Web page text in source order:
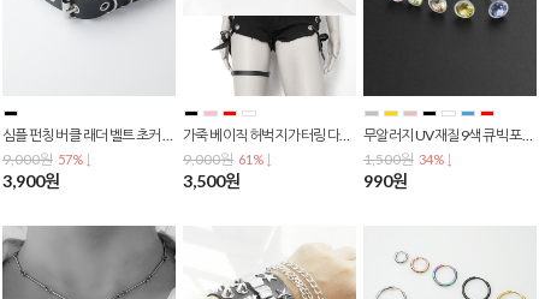
심플 펀칭 버클 래더 벨트 초커 목걸이 N-0030
9,000원 57% ↓
3,900원
가죽 베이직 허벅지 가터링 다리 초커 가터벨트 AC-0008
9,000원 61% ↓
3,500원
무알러지 UV재질 9색 큐빅 포인트 2mm 3mm 4mm 5mm 살튀방지 투명 아크릴 실리콘 귀걸이 E-0130
1,500원 34% ↓
990원